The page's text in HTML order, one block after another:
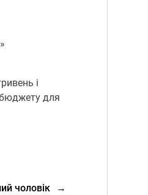
і
для
→
чоловік